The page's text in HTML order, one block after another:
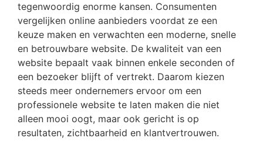
tegenwoordig enorme kansen. Consumenten
vergelijken online aanbieders voordat ze een
keuze maken en verwachten een moderne, snelle
en betrouwbare website. De kwaliteit van een
website bepaalt vaak binnen enkele seconden of
een bezoeker blijft of vertrekt. Daarom kiezen
steeds meer ondernemers ervoor om een
professionele website te laten maken die niet
alleen mooi oogt, maar ook gericht is op
resultaten, zichtbaarheid en klantvertrouwen.